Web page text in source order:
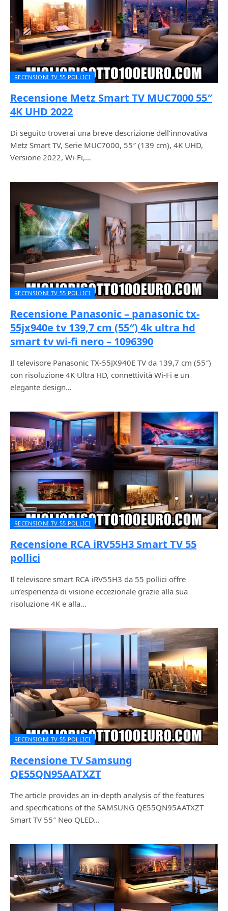
RECENSIONI TV 55 POLLICI
Recensione Metz Smart TV MUC7000 55″
4K UHD 2022
Di seguito troverai una breve descrizione dell’innovativa
Metz Smart TV, Serie MUC7000, 55″ (139 cm), 4K UHD,
Versione 2022, Wi-Fi,…
RECENSIONI TV 55 POLLICI
Recensione Panasonic – panasonic tx-
55jx940e tv 139,7 cm (55″) 4k ultra hd
smart tv wi-fi nero – 1096390
Il televisore Panasonic TX-55JX940E TV da 139,7 cm (55″)
con risoluzione 4K Ultra HD, connettività Wi-Fi e un
elegante design…
RECENSIONI TV 55 POLLICI
Recensione RCA iRV55H3 Smart TV 55
pollici
Il televisore smart RCA iRV55H3 da 55 pollici offre
un’esperienza di visione eccezionale grazie alla sua
risoluzione 4K e alla…
RECENSIONI TV 55 POLLICI
Recensione TV Samsung
QE55QN95AATXZT
The article provides an in-depth analysis of the features
and specifications of the SAMSUNG QE55QN95AATXZT
Smart TV 55″ Neo QLED…